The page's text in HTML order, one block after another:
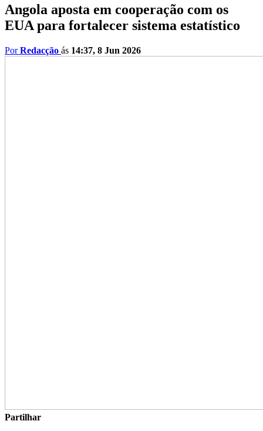
Angola aposta em cooperação com os
EUA para fortalecer sistema estatístico
PorRedacção ás 14:37, 8 Jun 2026
Partilhar